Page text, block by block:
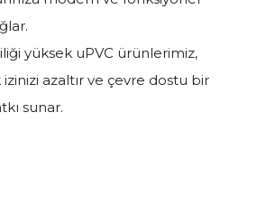
yüksek uPVC ürünlerimiz,
azaltır ve çevre dostu bir
sunar.